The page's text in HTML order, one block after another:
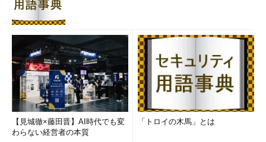
【見城徹×藤田晋】AI時代でも変
わらない経営者の本質
「トロイの木馬」とは